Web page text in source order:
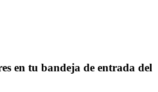
en tu bandeja de entrada del